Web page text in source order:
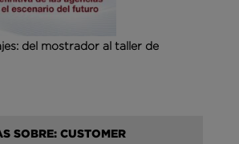
del mostrador al taller de
SOBRE: CUSTOMER